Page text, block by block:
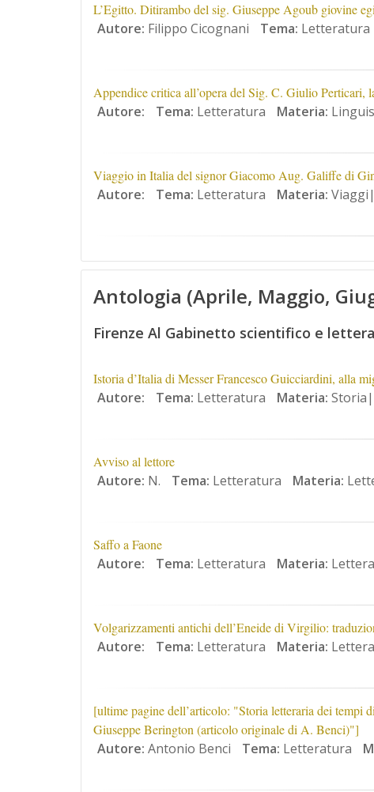
L’Egitto. Ditirambo del sig. Giuseppe Agoub giovine
Autore: Filippo Cicognani Tema: Letteratura
Appendice critica all’opera del Sig. C. Giulio
Autore: Tema: Letteratura Materia:
Viaggio in Italia del signor Giacomo Aug. Galiffe di
Autore: Tema: Letteratura Materia:
Antologia (Aprile, Maggio,
Firenze Al Gabinetto scientifico e
Istoria d’Italia di Messer Francesco Guicciardini, alla
Autore: Tema: Letteratura Materia:
Avviso al lettore
Autore: N. Tema: Letteratura Materia:
Saffo a Faone
Autore: Tema: Letteratura Materia:
Volgarizzamenti antichi dell’Eneide di Virgilio:
Autore: Tema: Letteratura Materia:
[ultime pagine dell’articolo: "Storia letteraria dei
Giuseppe Berington (articolo originale di A. Benci)"]
Autore: Antonio Benci Tema: Letteratura